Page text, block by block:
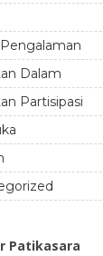
Dalam
Partisipasi
Patikasara